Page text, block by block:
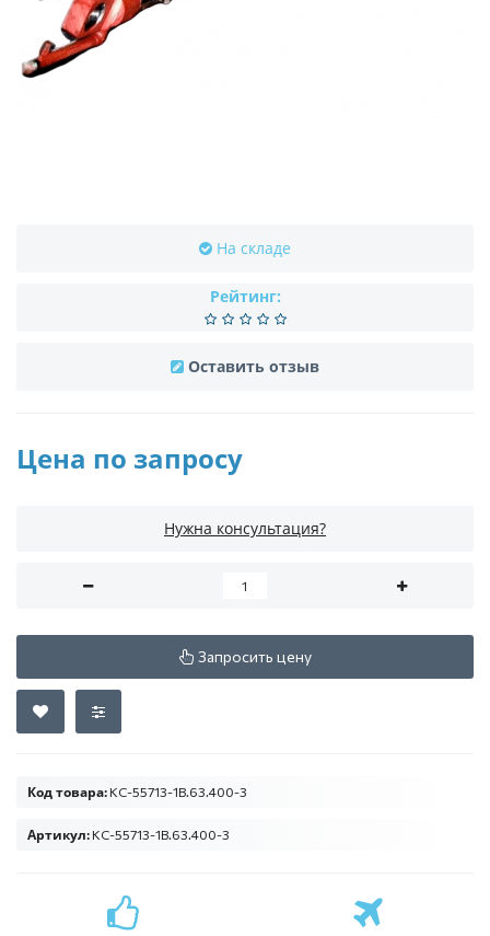
На складе
Рейтинг:
Оставить отзыв
Цена по запросу
Нужна консультация?
Запросить цену
Код товара: КС-55713-1В.63.400-3
Артикул: КС-55713-1В.63.400-3